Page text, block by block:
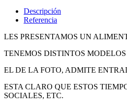
Descripción
Referencia
LES PRESENTAMOS UN
TENEMOS DISTINTOS
EL DE LA FOTO, ADMITE
ESTA CLARO QUE ESTOS
SOCIALES, ETC.